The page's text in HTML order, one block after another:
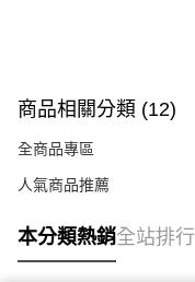
商品相關分類 (12)
全商品專區
人氣商品推薦
本分類熱銷全站排行